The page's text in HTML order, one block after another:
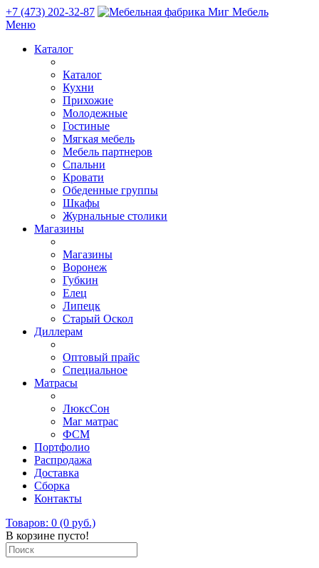
+7 (473) 202-32-87
Меню
Каталог
Каталог
Кухни
Прихожие
Молодежные
Гостиные
Мягкая мебель
Мебель партнеров
Спальни
Кровати
Обеденные группы
Шкафы
Журнальные столики
Магазины
Магазины
Воронеж
Губкин
Елец
Липецк
Старый Оскол
Диллерам
Оптовый прайс
Специальное
Матрасы
ЛюксСон
Маг матрас
ФСМ
Портфолио
Распродажа
Доставка
Сборка
Контакты
Товаров: 0 (0 руб.)
В корзине пусто!